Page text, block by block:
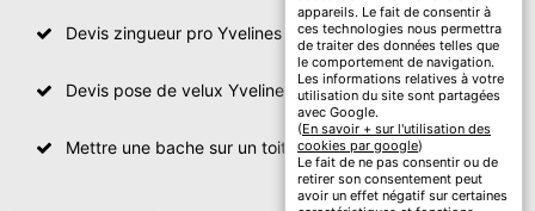
Devis zingueur pro Yvelines
Devis pose de velux Yvelines
Mettre une bache sur un toit Yvelines
appareils. Le fait de consentir à
ces technologies nous permettra
de traiter des données telles que
le comportement de navigation.
Les informations relatives à votre
utilisation du site sont partagées
avec Google.
(En savoir + sur l'utilisation des
cookies par google)
Le fait de ne pas consentir ou de
retirer son consentement peut
avoir un effet négatif sur certaines